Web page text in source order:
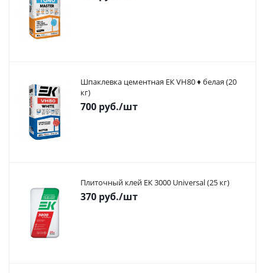
Шпаклевка цементная ЕК VH80 ♦ белая (20
кг)
700 руб./шт
Плиточный клей ЕК 3000 Universal (25 кг)
370 руб./шт